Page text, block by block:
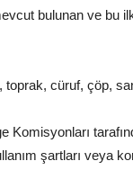
bulunan ve bu
cüruf, çöp,
Komisyonları
şartları veya